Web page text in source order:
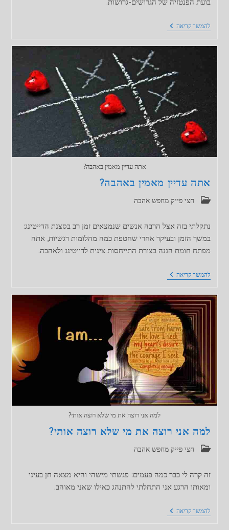
להמשך קריאהגוסטינג-העלמות
אתה עדיין מאמין באהבה?
אתה עדיין מאמין באהבה?
קטגוריה:חצי פייק מחפש אהבה
נתקלתי בזה אצל הרבה אנשים שנמצאים זמן רב בסצנת הדייטינג:
במשך הזמן ובעיקר אחרי שחטפת כמה מהלומות רגשיות, אתה
מפתח חומת הגנה בצורת התייחסות צינית לדייטינג ולאהבה.
להמשך קריאהאתה
עדיין
באהבה?
למה אני רוצה את מי שלא רוצה אותי?
למה אני רוצה את מי שלא רוצה אותי?
קטגוריה:חצי פייק מחפש אהבה
זה קרה לי כבר כמה פעמים: פגשתי מישהי והיא מצאה חן בעיני
ומאותו הרגע אני התחלתי להתנהג כאילו שאני מאוהב.
להמשך קריאהלמה
אני